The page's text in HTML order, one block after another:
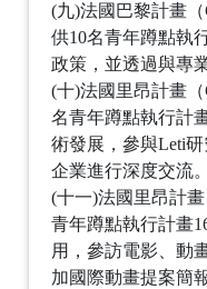
(九)法國巴黎計畫
供10名青年蹲點執
政策，並透過與專
(十)法國里昂計畫
名青年蹲點執行計
術發展，參與Leti
企業進行深度交流。
(十一)法國里昂計
青年蹲點執行計畫
用，參訪電影、動
加國際動畫提案簡